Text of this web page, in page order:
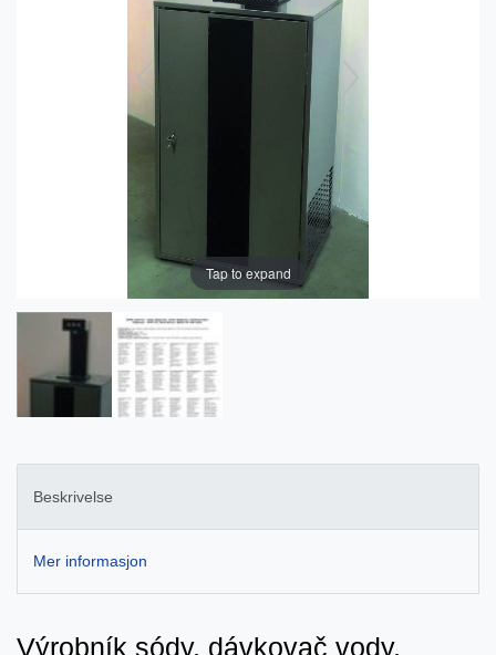
Tap to expand
Beskrivelse
Mer informasjon
Výrobník sódy, dávkovač vody,